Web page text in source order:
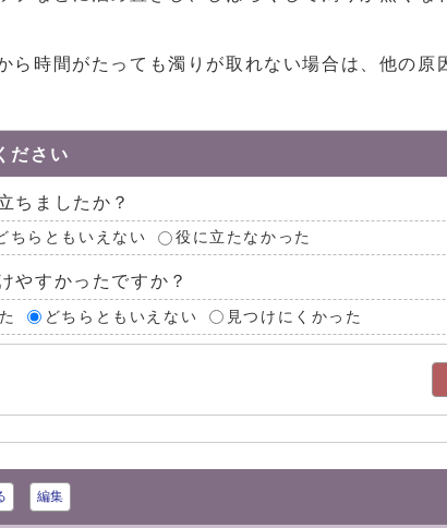
ら時間がたっても濁りが取れない場合は、他の
ださい
ちましたか？
ちらともいえない 役に立たなかった
やすかったですか？
どちらともいえない 見つけにくかった
編集